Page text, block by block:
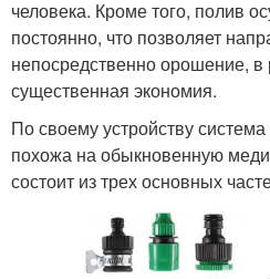
человека. Кроме того, полив
постоянно, что позволяет
непосредственно орошение, в
существенная экономия.
По своему устройству
похожа на обыкновенную
состоит из трех основных